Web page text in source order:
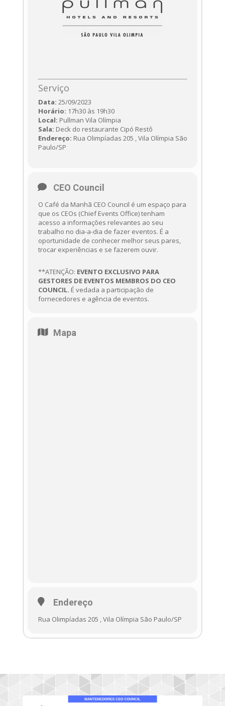
Serviço
Data: 25/09/2023
Horário: 17h30 às 19h30
Local: Pullman Vila Olímpia
Sala: Deck do restaurante Cipó Restô
Endereço: Rua Olimpíadas 205 , Vila Olímpia São
Paulo/SP
CEO Council
O Café da Manhã CEO Council é um espaço para
que os CEOs (Chief Events Office) tenham
acesso a informações relevantes ao seu
trabalho no dia-a-dia de fazer eventos. É a
oportunidade de conhecer melhor seus pares,
trocar experiências e se fazerem ouvir.
**ATENÇÃO: EVENTO EXCLUSIVO PARA
GESTORES DE EVENTOS MEMBROS DO CEO
COUNCIL. É vedada a participação de
fornecedores e agência de eventos.
Mapa
Endereço
Rua Olimpíadas 205 , Vila Olímpia São Paulo/SP